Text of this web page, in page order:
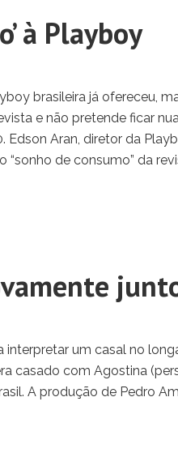
à Playboy
brasileira já ofereceu,
e não pretende ficar
Edson Aran, diretor da
de consumo” da
um casal no
casado com Agostina
A produção de Pedro